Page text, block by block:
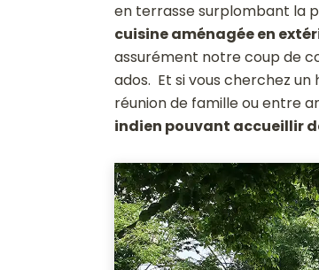
en terrasse surplombant la
cuisine aménagée en
assurément notre coup de
ados. Et si vous cherchez
réunion de famille ou entre
indien pouvant accueillir